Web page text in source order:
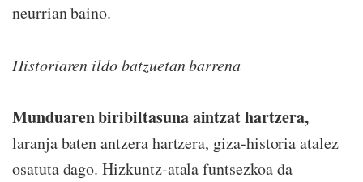
neurrian baino.
Historiaren ildo batzuetan barrena
Munduaren biribiltasuna aintzat hartzera,
laranja baten antzera hartzera, giza-historia atalez
osatuta dago. Hizkuntz-atala funtsezkoa da